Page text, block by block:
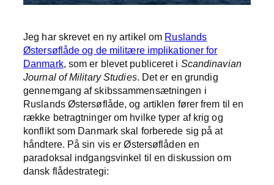
Jeg har skrevet en ny artikel om Ruslands
Østersøflåde og de militære implikationer for
Danmark, som er blevet publiceret i Scandinavian
Journal of Military Studies. Det er en grundig
gennemgang af skibssammensætningen i
Ruslands Østersøflåde, og artiklen fører frem til en
række betragtninger om hvilke typer af krig og
konflikt som Danmark skal forberede sig på at
håndtere. På sin vis er Østersøflåden en
paradoksal indgangsvinkel til en diskussion om
dansk flådestrategi: